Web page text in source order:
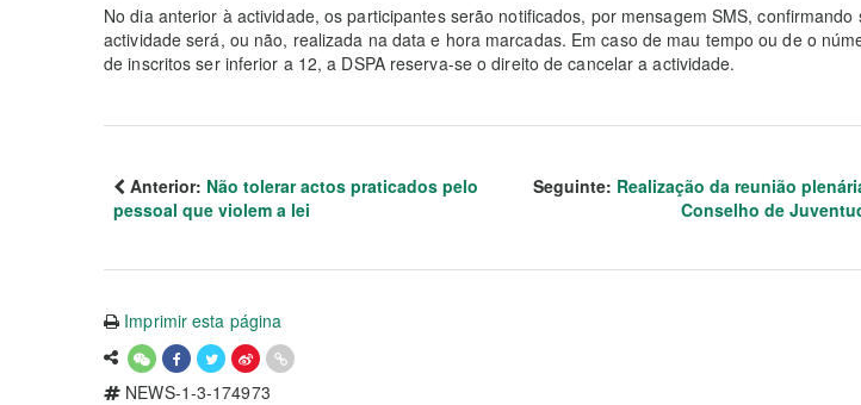
No dia anterior à actividade, os participantes serão notificados, por mensagem SMS, confirmando
actividade será, ou não, realizada na data e hora marcadas. Em caso de mau tempo ou de o
de inscritos ser inferior a 12, a DSPA reserva-se o direito de cancelar a actividade.
Anterior: Não tolerar actos praticados pelo
pessoal que violem a lei
Seguinte: Realização da reunião
Conselho de
Imprimir esta página
NEWS-1-3-174973